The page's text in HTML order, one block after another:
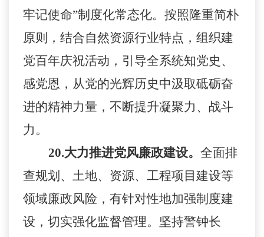
牢记使命”制度化常态化。按照隆重简朴
原则，结合自然资源行业特点，组织建
党百年庆祝活动，引导全系统知党史、
感党恩，从党的光辉历史中汲取砥砺奋
进的精神力量，不断提升凝聚力、战斗
力。
20.大力推进党风廉政建设。 全面排
查规划、土地、资源、工程项目建设等
领域廉政风险，有针对性地加强制度建
设，切实强化监督管理。坚持警钟长